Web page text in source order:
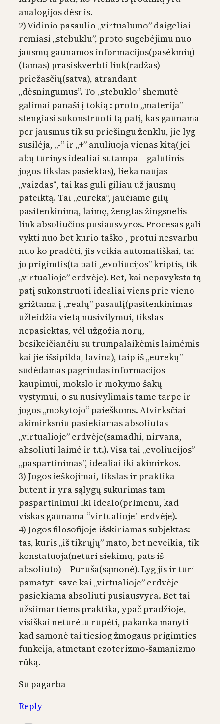
analogijos dėsnis.
2) Vidinio pasaulio „virtualumo” daigeliai
remiasi „stebuklu”, proto sugebėjimu nuo
jausmų gaunamos informacijos(pasėkmių)
(tamas) prasiskverbti link(radžas)
priežasčių(satva), atrandant
„dėsningumus”. To „stebuklo” shemutė
galimai panaši į tokią : proto „materija”
stengiasi sukonstruoti tą patį, kas gaunama
per jausmus tik su priešingu ženklu, jie lyg
susilėja, „-” ir „+” anuliuoja vienas kitą(jei
abų turinys idealiai sutampa – galutinis
jogos tikslas pasiektas), lieka naujas
„vaizdas“, tai kas guli giliau už jausmų
pateiktą. Tai „eureka”, jaučiame gilų
pasitenkinimą, laimę, žengtas žingsnelis
link absoliučios pusiausvyros. Procesas gali
vykti nuo bet kurio taško , protui nesvarbu
nuo ko pradėti, jis veikia automatiškai, tai
jo prigimtis(ta pati „evoliucijos” kriptis, tik
„virtualioje” erdvėje). Bet, kai nepavyksta tą
patį sukonstruoti idealiai viens prie vieno
grižtama į „realų” pasaulį(pasitenkinimas
užleidžia vietą nusivilymui, tikslas
nepasiektas, vėl užgožia norų,
besikeičiančiu su trumpalaikėmis laimėmis
kai jie išsipilda, lavina), taip iš „eurekų”
sudėdamas pagrindas informacijos
kaupimui, mokslo ir mokymo šakų
vystymui, o su nusivylimais tame tarpe ir
jogos „mokytojo“ paieškoms. Atvirksčiai
akimirksniu pasiekiamas absoliutas
„virtualioje” erdvėje(samadhi, nirvana,
absoliuti laimė ir t.t.). Visa tai „evoliucijos”
„paspartinimas”, idealiai iki akimirkos.
3) Jogos ieškojimai, tikslas ir praktika
būtent ir yra sąlygų sukūrimas tam
paspartinimui iki idealo(primenu, kad
viskas gaunama “virtualioje” erdvėje).
4) Jogos filosofijoje išskiriamas subjektas:
tas, kuris „iš tikrųjų” mato, bet neveikia, tik
konstatuoja(neturi siekimų, pats iš
absoliuto) – Puruša(sąmonė). Lyg jis ir turi
pamatyti save kai „virtualioje” erdvėje
pasiekiama absoliuti pusiausvyra. Bet tai
užsiimantiems praktika, ypač pradžioje,
visiškai neturėtu rupėti, pakanka manyti
kad sąmonė tai tiesiog žmogaus prigimties
funkcija, atmetant ezoterizmo-šamanizmo
rūką.
Su pagarba
Reply